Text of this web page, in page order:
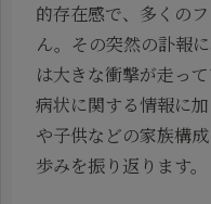
的存在感で、多くの
ん。その突然の訃報
は大きな衝撃が走っ
病状に関する情報に
や子供などの家族構
歩みを振り返ります。